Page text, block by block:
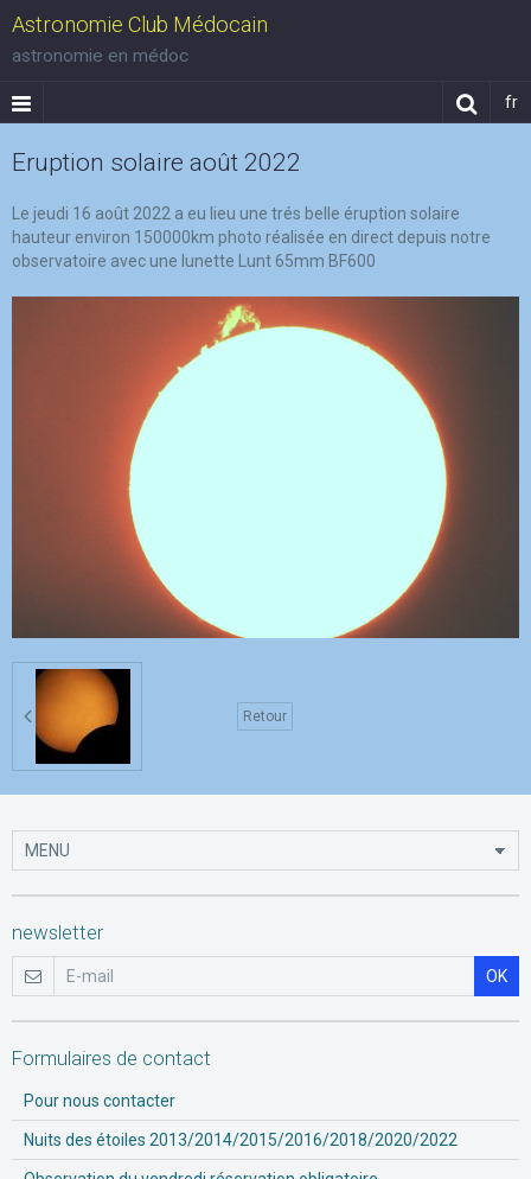
Astronomie Club Médocain
astronomie en médoc
fr
Eruption solaire août 2022
Le jeudi 16 août 2022 a eu lieu une trés belle éruption solaire
hauteur environ 150000km photo réalisée en direct depuis notre
observatoire avec une lunette Lunt 65mm BF600
Retour
newsletter
OK
Formulaires de contact
Pour nous contacter
Nuits des étoiles 2013/2014/2015/2016/2018/2020/2022